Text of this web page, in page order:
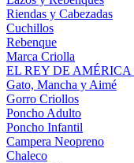
Riendas y Cabezadas
Cuchillos
Rebenque
Marca Criolla
EL REY DE AMÉRICA
Gato, Mancha y Aimé
Gorro Criollos
Poncho Adulto
Poncho Infantil
Campera Neopreno
Chaleco